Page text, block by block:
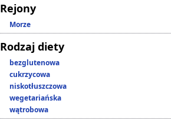
Rejony
Morze
Rodzaj diety
bezglutenowa
cukrzycowa
niskotłuszczowa
wegetariańska
wątrobowa